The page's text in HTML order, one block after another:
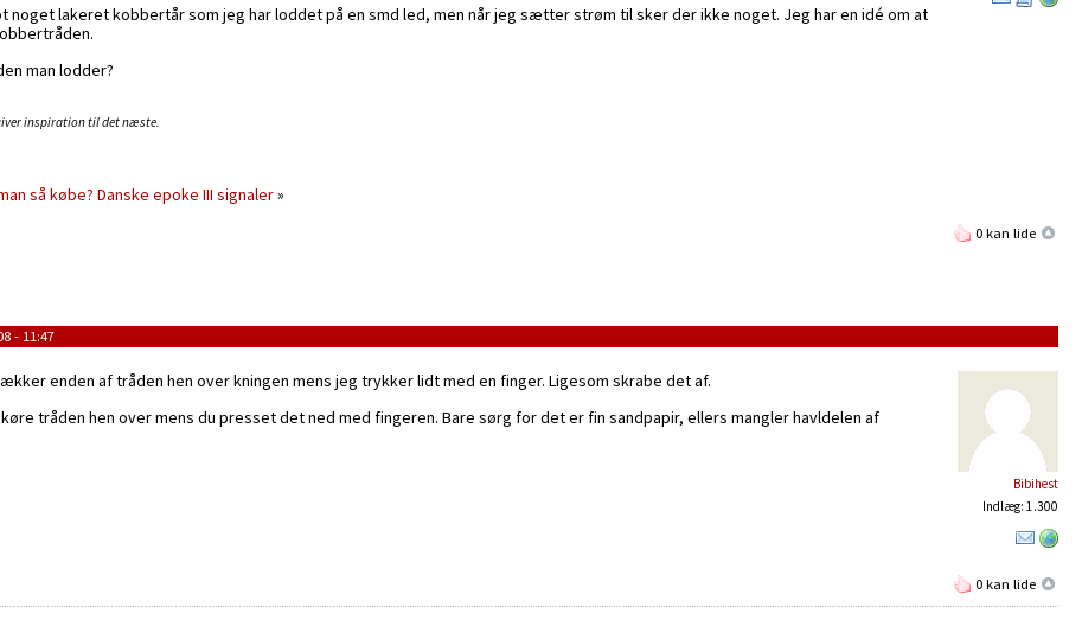
noget lakeret kobbertår som jeg har loddet på en smd led, men når jeg sætter strøm til sker der ikke noget. Jeg har en idé om at
man lodder?
inspiration til det næste.
så købe? Danske epoke III signaler»
0 kan lide
- 11:47
Bibihest
Indlæg: 1.300
enden af tråden hen over kningen mens jeg trykker lidt med en finger. Ligesom skrabe det af.
tråden hen over mens du presset det ned med fingeren. Bare sørg for det er fin sandpapir, ellers mangler havldelen af
0 kan lide